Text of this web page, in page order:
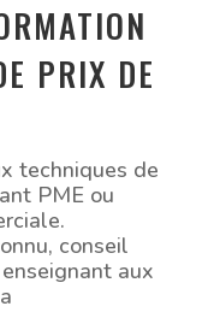
PRIX DE
techniques de
PME ou
conseil
aux